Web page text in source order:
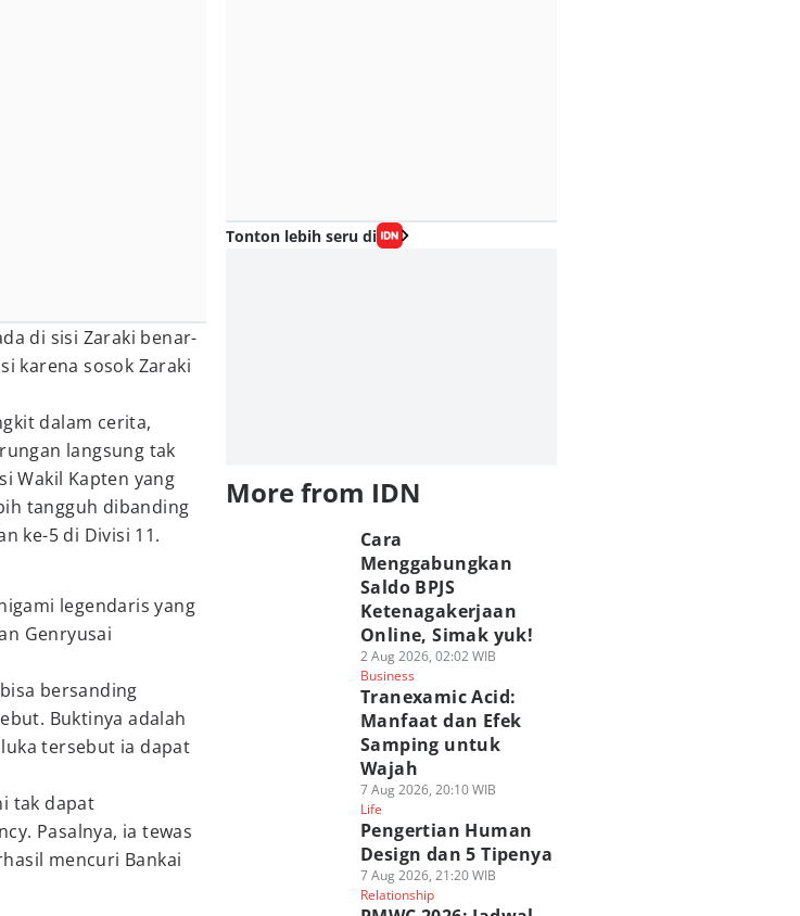
di sisi Zaraki benar-
karena sosok Zaraki
dalam cerita,
langsung tak
Wakil Kapten yang
tangguh dibanding
ke-5 di Divisi 11.
legendaris yang
Genryusai
bersanding
Buktinya adalah
tersebut ia dapat
tak dapat
Pasalnya, ia tewas
mencuri Bankai
Tonton lebih seru di
More from IDN
Cara
Menggabungkan
Saldo BPJS
Ketenagakerjaan
Online, Simak yuk!
2 Aug 2026, 02:02 WIB
Business
Tranexamic Acid:
Manfaat dan Efek
Samping untuk
Wajah
7 Aug 2026, 20:10 WIB
Life
Pengertian Human
Design dan 5 Tipenya
7 Aug 2026, 21:20 WIB
Relationship